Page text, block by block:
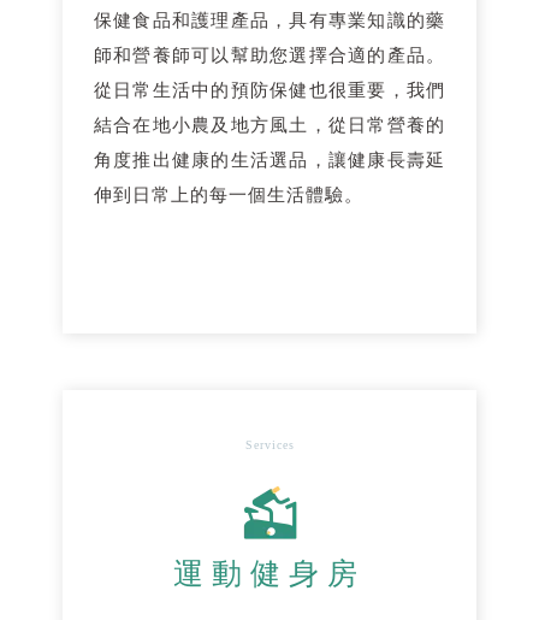
保健食品和護理產品，具有專業知識的藥
師和營養師可以幫助您選擇合適的產品。
從日常生活中的預防保健也很重要，我們
結合在地小農及地方風土，從日常營養的
角度推出健康的生活選品，讓健康長壽延
伸到日常上的每一個生活體驗。
Services
運動健身房